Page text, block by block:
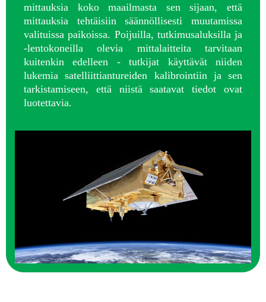
mittauksia koko maailmasta sen sijaan, että
mittauksia tehtäisiin säännöllisesti muutamissa
valituissa paikoissa. Poijuilla, tutkimusaluksilla ja
-lentokoneilla olevia mittalaitteita tarvitaan
kuitenkin edelleen - tutkijat käyttävät niiden
lukemia satelliittiantureiden kalibrointiin ja sen
tarkistamiseen, että niistä saatavat tiedot ovat
luotettavia.